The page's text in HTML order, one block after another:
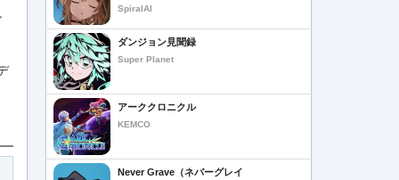
SpiralAI
ダンジョン見聞録
Super Planet
アーククロニクル
KEMCO
Never Grave（ネバーグレイ